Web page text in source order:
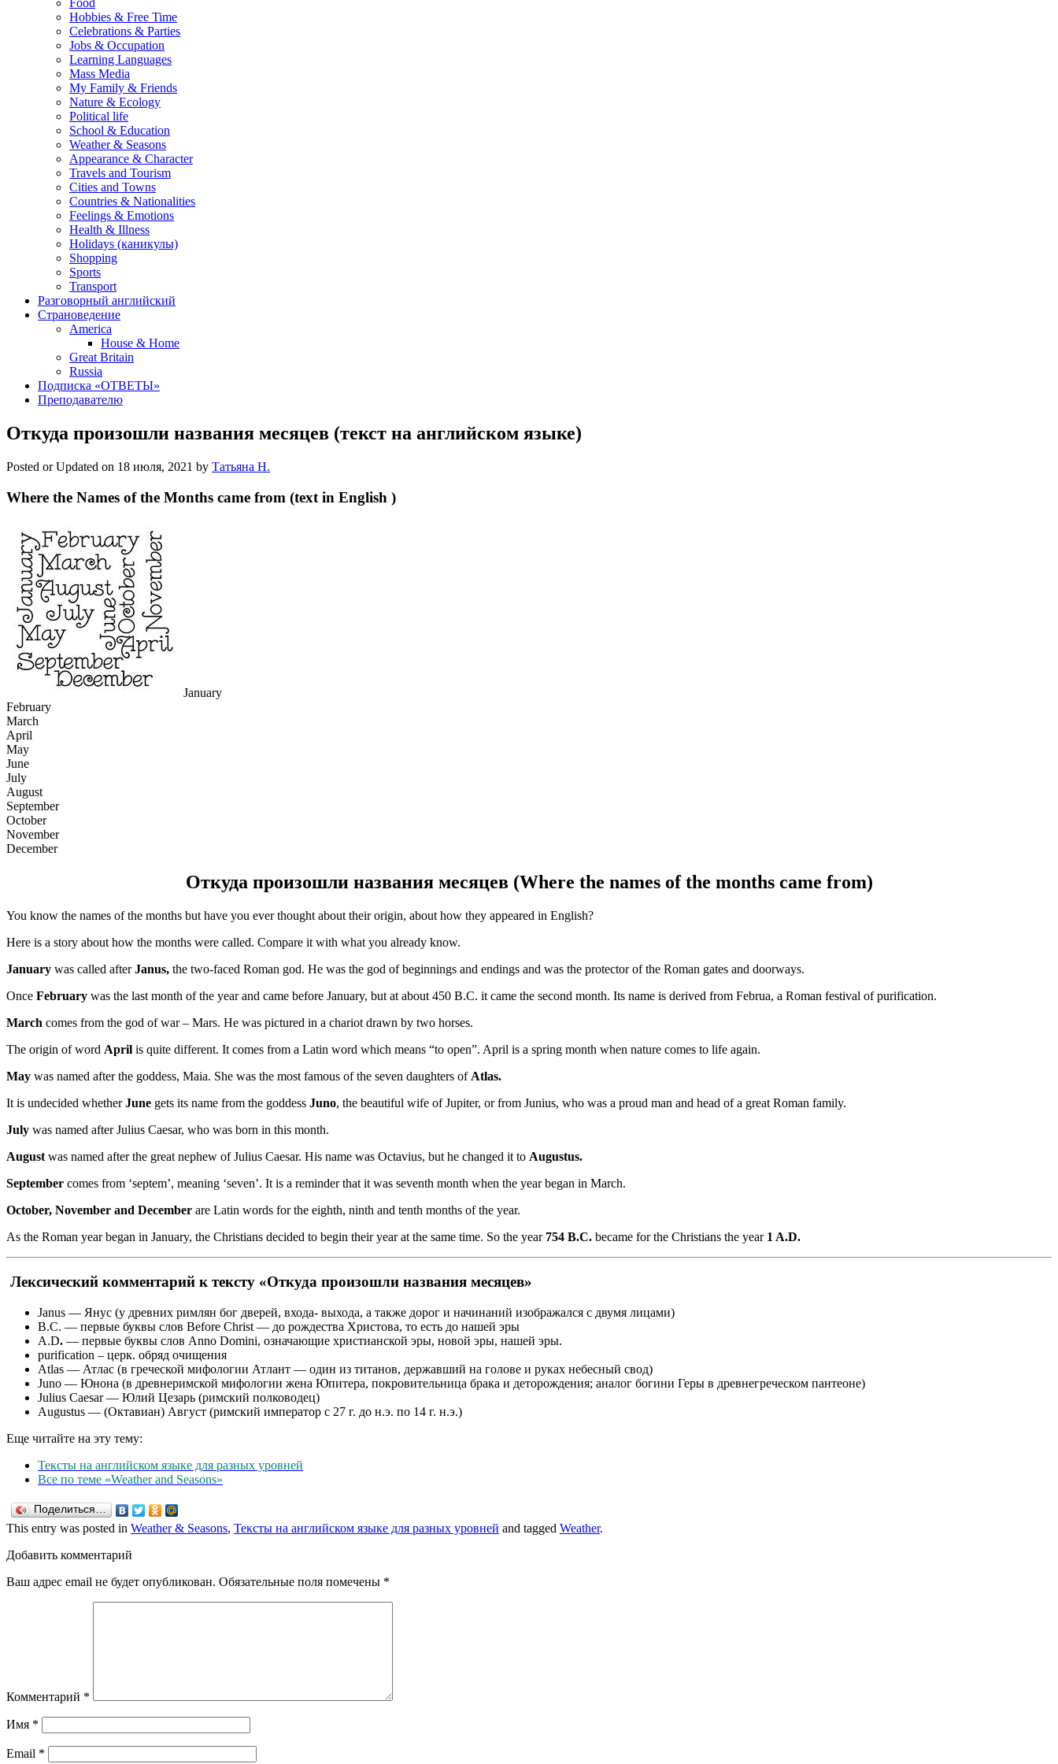
Food
Hobbies & Free Time
Celebrations & Parties
Jobs & Occupation
Learning Languages
Mass Media
My Family & Friends
Nature & Ecology
Political life
School & Education
Weather & Seasons
Appearance & Character
Travels and Tourism
Cities and Towns
Countries & Nationalities
Feelings & Emotions
Health & Illness
Holidays (каникулы)
Shopping
Sports
Transport
Разговорный английский
Страноведение
America
House & Home
Great Britain
Russia
Подписка «ОТВЕТЫ»
Преподавателю
Откуда произошли названия месяцев (текст на английском языке)
Posted or Updated on 18 июля, 2021 by Татьяна Н.
Where the Names of the Months came from (text in English )
January
February
March
April
May
June
July
August
September
October
November
December
Откуда произошли названия месяцев (Where the names of the months came from)
You know the names of the months but have you ever thought about their origin, about how they appeared in English?
Here is a story about how the months were called. Compare it with what you already know.
January was called afterJanus, the two-faced Roman god. He was the god of beginnings and endings and was the protector of the Roman gates and doorways.
Once February was the last month of the year and came before January, but at about 450 B.C. it came the second month. Its name is derived from Februa, a Roman festival of purification.
March comes from the god of war – Mars. He was pictured in a chariot drawn by two horses.
The origin of word April is quite different. It comes from a Latin word which means “to open”. April is a spring month when nature comes to life again.
May was named after the goddess, Maia. She was the most famous of the seven daughters of Atlas.
It is undecided whetherJune gets its name from the goddess Juno, the beautiful wife of Jupiter, or from Junius, who was a proud man and head of a great Roman family.
July was named after Julius Caesar, who was born in this month.
August was named after the great nephew of Julius Caesar. His name was Octavius, but he changed it to Augustus.
September comes from ‘septem’, meaning ‘seven’. It is a reminder that it was seventh month when the year began in March.
October, November and December are Latin words for the eighth, ninth and tenth months of the year.
As the Roman year began in January, the Christians decided to begin their year at the same time. So the year 754 B.C. became for the Christians the year 1 A.D.
Лексический комментарий к тексту «Откуда произошли названия месяцев»
Janus — Янус (у древних римлян бог дверей, входа- выхода, а также дорог и начинаний изображался с двумя лицами)
B.C. — первые буквы слов Before Christ — до рождества Христова, то есть до нашей эры
A.D. — первые буквы слов Anno Domini, означающие христианской эры, новой эры, нашей эры.
purification – церк. обряд очищения
Atlas — Атлас (в греческой мифологии Атлант — один из титанов, державший на голове и руках небесный свод)
Juno — Юнона (в древнеримской мифологии жена Юпитера, покровительница брака и деторождения; аналог богини Геры в древнегреческом пантеоне)
Julius Caesar — Юлий Цезарь (римский полководец)
Augustus — (Октавиан) Август (римский император с 27 г. до н.э. по 14 г. н.э.)
Еще читайте на эту тему:
Тексты на английском языке для разных уровней
Все по теме «Weather and Seasons»
Поделиться…
This entry was posted in Weather & Seasons, Тексты на английском языке для разных уровней and tagged Weather.
Добавить комментарий
Ваш адрес email не будет опубликован. Обязательные поля помечены *
Комментарий *
Имя *
Email *